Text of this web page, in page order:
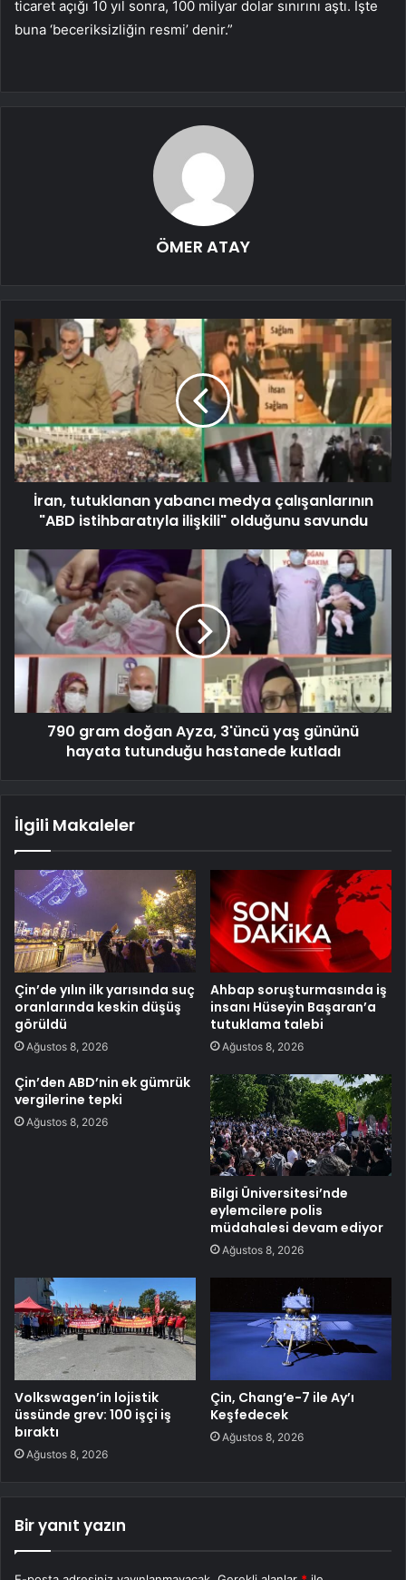
ticaret açığı 10 yıl sonra, 100 milyar dolar sınırını aştı. İşte
buna ‘beceriksizliğin resmi’ denir.”
ÖMER ATAY
İran, tutuklanan yabancı medya çalışanlarının
"ABD istihbaratıyla ilişkili" olduğunu savundu
790 gram doğan Ayza, 3'üncü yaş gününü
hayata tutunduğu hastanede kutladı
İlgili Makaleler
Çin’de yılın ilk yarısında suç
oranlarında keskin düşüş
görüldü
Ağustos 8, 2026
Ahbap soruşturmasında iş
insanı Hüseyin Başaran’a
tutuklama talebi
Ağustos 8, 2026
Çin’den ABD’nin ek gümrük
vergilerine tepki
Ağustos 8, 2026
Bilgi Üniversitesi’nde
eylemcilere polis
müdahalesi devam ediyor
Ağustos 8, 2026
Volkswagen’in lojistik
üssünde grev: 100 işçi iş
bıraktı
Ağustos 8, 2026
Çin, Chang’e-7 ile Ay’ı
Keşfedecek
Ağustos 8, 2026
Bir yanıt yazın